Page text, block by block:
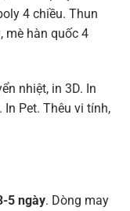
4 chiều. Thun
mè hàn quốc 4
nhiệt, in 3D. In
Pet. Thêu vi tính,
5 ngày. Dòng may